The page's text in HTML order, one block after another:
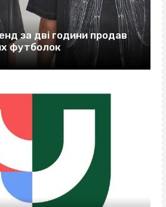
за дві години продав
футболок